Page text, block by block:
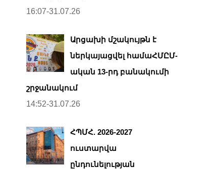
16:07-31.07.26
Արցախի մշակույթն է
ներկայացվել համաՀՄԸՄ-
ական 13-րդ բանակումի
շրջանակում
14:52-31.07.26
ՀՊՄՀ. 2026-2027
ուստարվա
ընդունելության